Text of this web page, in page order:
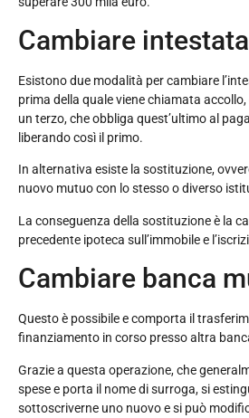
Cambiare
Esistono due modalità per cambiare
prima della quale viene chiamata
un terzo, che obbliga quest’ultimo al
liberando così il primo.
In alternativa esiste la sostituzione,
nuovo mutuo con lo stesso o diverso
La conseguenza della sostituzione è la
precedente ipoteca sull’immobile e
Cambiare banca
Questo è possibile e comporta il
finanziamento in corso presso altra
Grazie a questa operazione, che
spese e porta il nome di surroga, si
sottoscriverne uno nuovo e si può